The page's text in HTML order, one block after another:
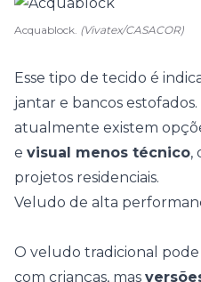
Acquablock. (Vivatex/CASACOR)
Esse tipo de tecido é
jantar e bancos
atualmente existem
e visual menos técnico,
projetos residenciais.
Veludo de alta
O veludo tradicional
com crianças, mas